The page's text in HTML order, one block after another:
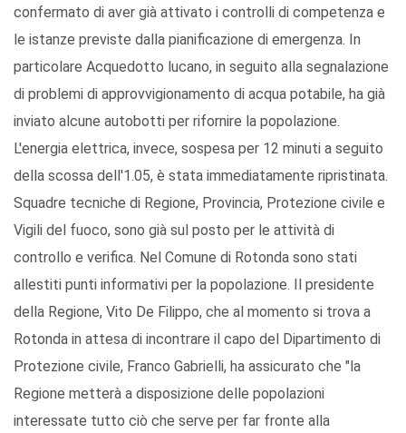
confermato di aver già attivato i controlli di competenza e
le istanze previste dalla pianificazione di emergenza. In
particolare Acquedotto lucano, in seguito alla segnalazione
di problemi di approvvigionamento di acqua potabile, ha già
inviato alcune autobotti per rifornire la popolazione.
L'energia elettrica, invece, sospesa per 12 minuti a seguito
della scossa dell'1.05, è stata immediatamente ripristinata.
Squadre tecniche di Regione, Provincia, Protezione civile e
Vigili del fuoco, sono già sul posto per le attività di
controllo e verifica. Nel Comune di Rotonda sono stati
allestiti punti informativi per la popolazione. Il presidente
della Regione, Vito De Filippo, che al momento si trova a
Rotonda in attesa di incontrare il capo del Dipartimento di
Protezione civile, Franco Gabrielli, ha assicurato che "la
Regione metterà a disposizione delle popolazioni
interessate tutto ciò che serve per far fronte alla